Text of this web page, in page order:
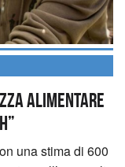
alimentare
una stima di 600